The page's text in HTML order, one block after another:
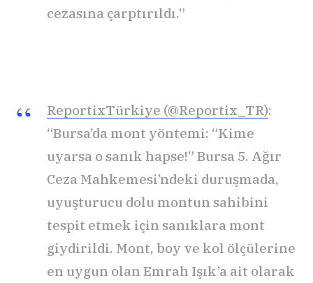
cezasına çarptırıldı.”
ReportixTürkiye (@Reportix_TR):
“Bursa’da mont yöntemi: “Kime
uyarsa o sanık hapse!” Bursa 5. Ağır
Ceza Mahkemesi’ndeki duruşmada,
uyuşturucu dolu montun sahibini
tespit etmek için sanıklara mont
giydirildi. Mont, boy ve kol ölçülerine
en uygun olan Emrah Işık’a ait olarak